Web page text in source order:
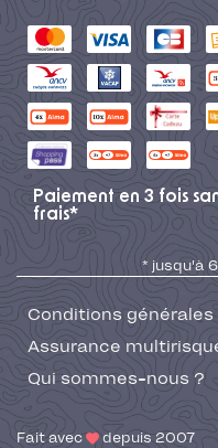
Paiement en 3 fois
frais*
* jusqu'à
Conditions générales
Assurance
Qui sommes-nous ?
Fait avec depuis 2007